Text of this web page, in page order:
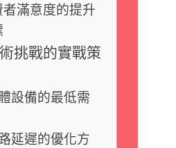
者滿意度的提升
挑戰的實戰策
設備的最低需
延遲的優化方